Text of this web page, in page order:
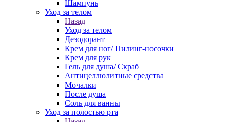
Шампунь
Уход за телом
Назад
Уход за телом
Дезодорант
Крем для ног/ Пилинг-носочки
Крем для рук
Гель для душа/ Скраб
Антицеллюлитные средства
Мочалки
После душа
Соль для ванны
Уход за полостью рта